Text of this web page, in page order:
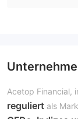
Acetop Financial,
reguliert als